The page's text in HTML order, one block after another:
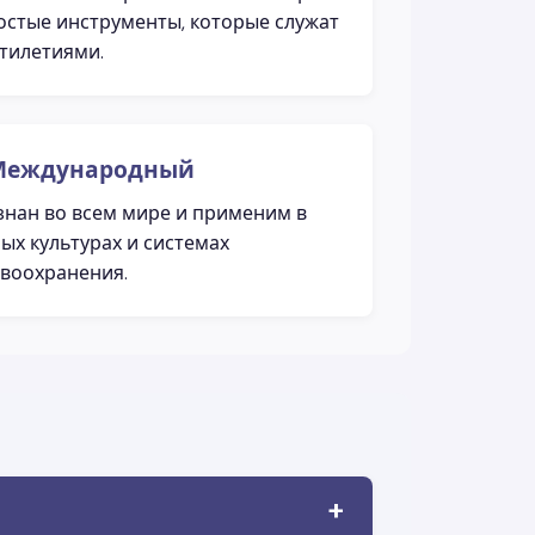
инструменты, которые служат
во всем мире и применим в
культурах и системах
+